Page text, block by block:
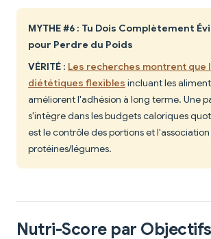
MYTHE #6 : Tu Dois Complètement
pour Perdre du Poids
VÉRITÉ : Les recherches montrent que
diététiques flexibles incluant les
améliorent l'adhésion à long terme. Une
s'intègre dans les budgets caloriques
est le contrôle des portions et
protéines/légumes.
Nutri-Score par